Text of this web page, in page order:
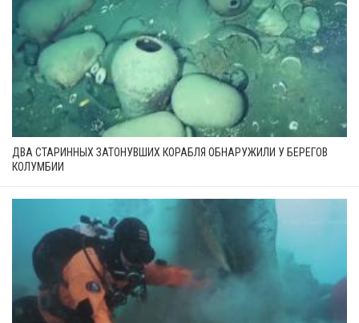
ДВА СТАРИННЫХ ЗАТОНУВШИХ КОРАБЛЯ ОБНАРУЖИЛИ У БЕРЕГОВ
КОЛУМБИИ